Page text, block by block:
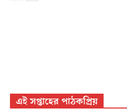
এই সপ্তাহের পাঠকপ্রিয়